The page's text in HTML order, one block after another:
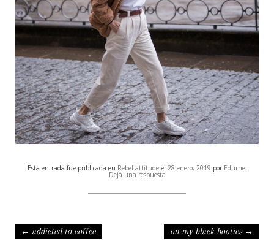
Esta entrada fue publicada en Rebel attitudeel 28 enero, 2019 por Edurne.
Deja una respuesta
Navegación de entradas
← addicted to coffee on my black booties →